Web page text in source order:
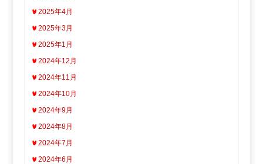
2025年4月
2025年3月
2025年1月
2024年12月
2024年11月
2024年10月
2024年9月
2024年8月
2024年7月
2024年6月